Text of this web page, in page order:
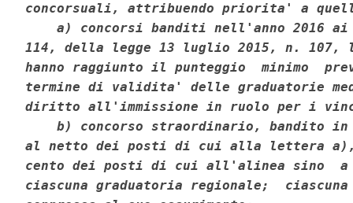
concorsuali, attribuendo priorita' a
a) concorsi banditi nell'anno 2016
114, della legge 13 luglio 2015, n. 107,
hanno raggiunto il punteggio  minimo
termine di validita' delle graduatorie
diritto all'immissione in ruolo per i
b) concorso straordinario, bandito
al netto dei posti di cui alla lettera
cento dei posti di cui all'alinea sino
ciascuna graduatoria regionale;